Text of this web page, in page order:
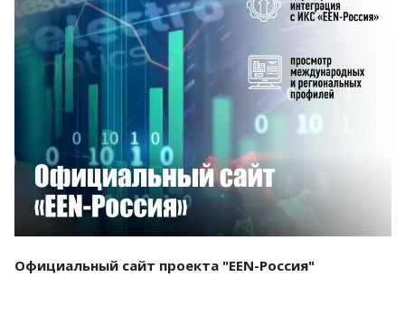
Смотреть проект
Официальный сайт проекта "EEN-Россия"